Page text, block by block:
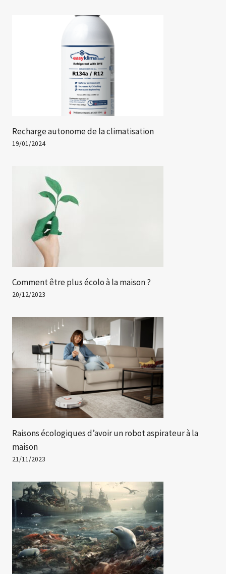
Recharge autonome de la climatisation
19/01/2024
Comment être plus écolo à la maison ?
20/12/2023
Raisons écologiques d’avoir un robot aspirateur à la
maison
21/11/2023